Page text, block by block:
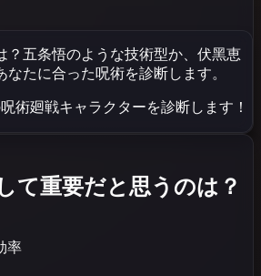
？五条悟のような技術型か、伏黑恵
たに合った呪術を診断します。
呪術廻戦キャラクターを診断します！
て重要だと思うのは？
率